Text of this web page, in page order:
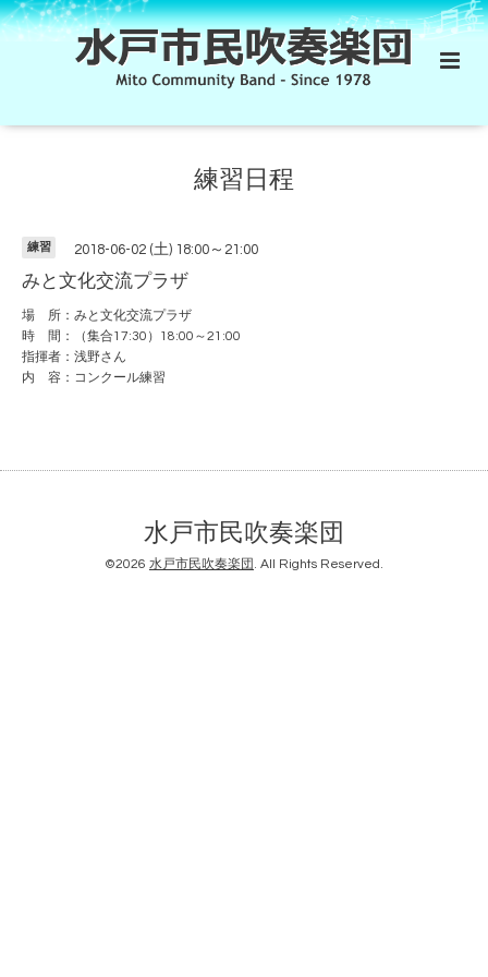
練習日程
練習 2018-06-02 (土) 18:00～21:00
みと文化交流プラザ
場 所：みと文化交流プラザ
時 間：（集合17:30）18:00～21:00
指揮者：浅野さん
内 容：コンクール練習
水戸市民吹奏楽団
©2026 水戸市民吹奏楽団 . All Rights Reserved.